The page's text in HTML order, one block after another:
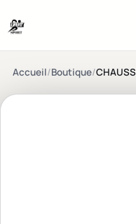
Accueil/Boutique/